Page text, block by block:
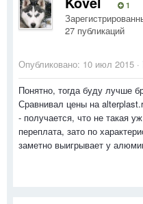
1
27 публикаций
Опубликовано: 10 июл 2015 ·
Понятно, тогда буду лучше
Сравнивал цены на
- получается, что не такая
переплата, зато по
заметно выигрывает у